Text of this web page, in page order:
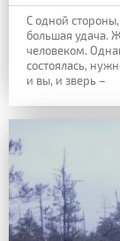
С одной стороны,
большая удача.
человеком.
состоялась,
и вы, и зверь –